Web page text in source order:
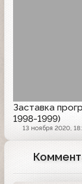
Заставка
1998-1999)
13 ноября 2020,